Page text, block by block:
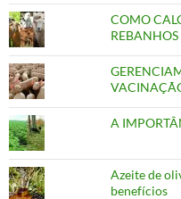
COMO
REBANHOS
A
Azeite de
benefícios